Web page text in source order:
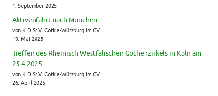
1. September 2025
Aktivenfahrt nach München
von K.D.St.V. Gothia-Würzburg im CV
19. Mai 2025
Treffen des Rheinisch Westfälischen Gothenzirkels in Köln am
25.4.2025
von K.D.St.V. Gothia-Würzburg im CV
26. April 2025